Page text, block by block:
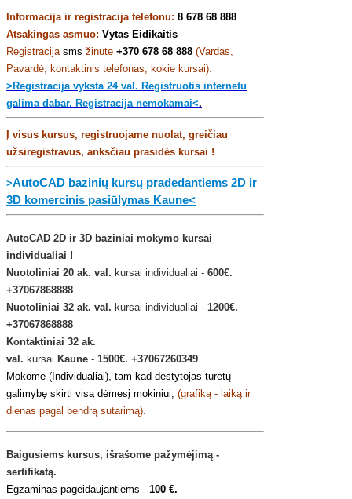
Informacija ir registracija telefonu: 8 678 68 888
Atsakingas asmuo: Vytas Eidikaitis
Registracija sms žinute +370 678 68 888 (Vardas,
Pavardė, kontaktinis telefonas, kokie kursai).
>Registracija vyksta 24 val. Registruotis internetu
galima dabar. Registracija nemokamai<.
Į visus kursus, registruojame nuolat, greičiau
užsiregistravus, anksčiau prasidės kursai !
>AutoCAD bazinių kursų pradedantiems 2D ir
3D komercinis pasiūlymas Kaune<
AutoCAD 2D ir 3D baziniai mokymo kursai
individualiai !
Nuotoliniai 20 ak. val. kursai individualiai - 600€.
+37067868888
Nuotoliniai 32 ak. val. kursai individualiai - 1200€.
+37067868888
Kontaktiniai 32 ak.
val. kursai Kaune - 1500€. +37067260349
Mokome (Individualiai), tam kad dėstytojas turėtų
galimybę skirti visą dėmesį mokiniui, (grafiką - laiką ir
dienas pagal bendrą sutarimą).
Baigusiems kursus, išrašome pažymėjimą -
sertifikatą.
Egzaminas pageidaujantiems - 100 €.